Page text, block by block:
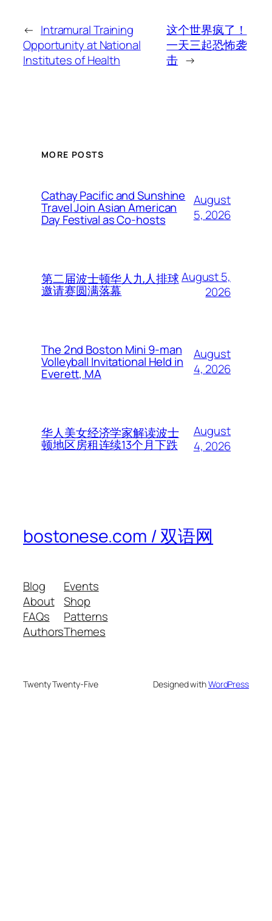
← Intramural Training
Opportunity at National
Institutes of Health
这个世界疯了！
一天三起恐怖袭
击 →
MORE POSTS
Cathay Pacific and Sunshine
Travel Join Asian American
Day Festival as Co-hosts
August
5, 2026
第二届波士顿华人九人排球
邀请赛圆满落幕
August 5,
2026
The 2nd Boston Mini 9-man
Volleyball Invitational Held in
Everett, MA
August
4, 2026
华人美女经济学家解读波士
顿地区房租连续13个月下跌
August
4, 2026
bostonese.com / 双语网
Blog
About
FAQs
Authors
Events
Shop
Patterns
Themes
Twenty Twenty-Five Designed withWordPress